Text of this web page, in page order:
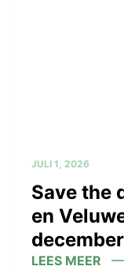
JULI 1, 2026
Save the
en
LEES MEER